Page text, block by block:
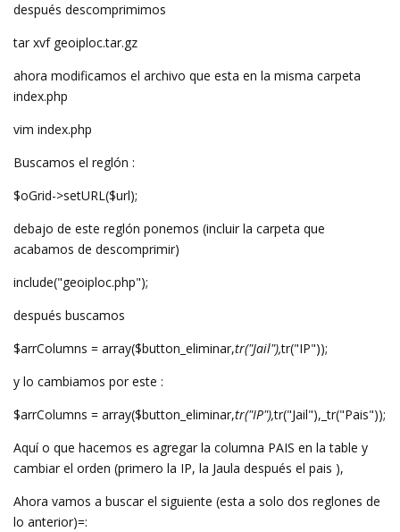
después descomprimimos
tar xvf geoiploc.tar.gz
ahora modificamos el archivo que esta en la misma carpeta
index.php
vim index.php
Buscamos el reglón :
$oGrid->setURL($url);
debajo de este reglón ponemos (incluir la carpeta que
acabamos de descomprimir)
include("geoiploc.php");
después buscamos
$arrColumns = array($button_eliminar,tr("Jail"),tr("IP"));
y lo cambiamos por este :
$arrColumns = array($button_eliminar,tr("IP"),tr("Jail"),_tr("Pais"));
Aquí o que hacemos es agregar la columna PAIS en la table y
cambiar el orden (primero la IP, la Jaula después el pais ),
Ahora vamos a buscar el siguiente (esta a solo dos reglones de
lo anterior)=: